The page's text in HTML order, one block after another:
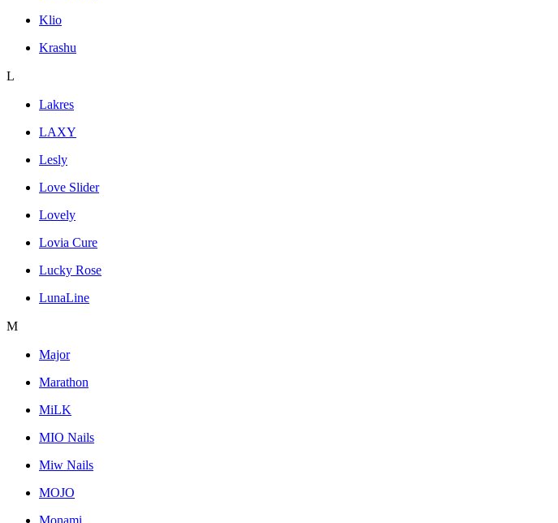
Klio
Krashu
L
Lakres
LAXY
Lesly
Love Slider
Lovely
Lovia Cure
Lucky Rose
LunaLine
M
Major
Marathon
MiLK
MIO Nails
Miw Nails
MOJO
Monami